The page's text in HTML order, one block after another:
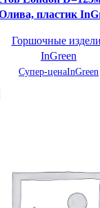
пластик
Горшочные
InGreen
Супер-ценаInGreen